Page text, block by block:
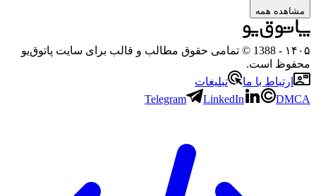
مشاهده همه
۱۴۰۵
- 1388 © تمامی حقوق مطالب و قالب برای سایت پاتوق‌یو
محفوظ است.
ارتباط با ما
تبلیغات
Telegram
LinkedIn DMCA